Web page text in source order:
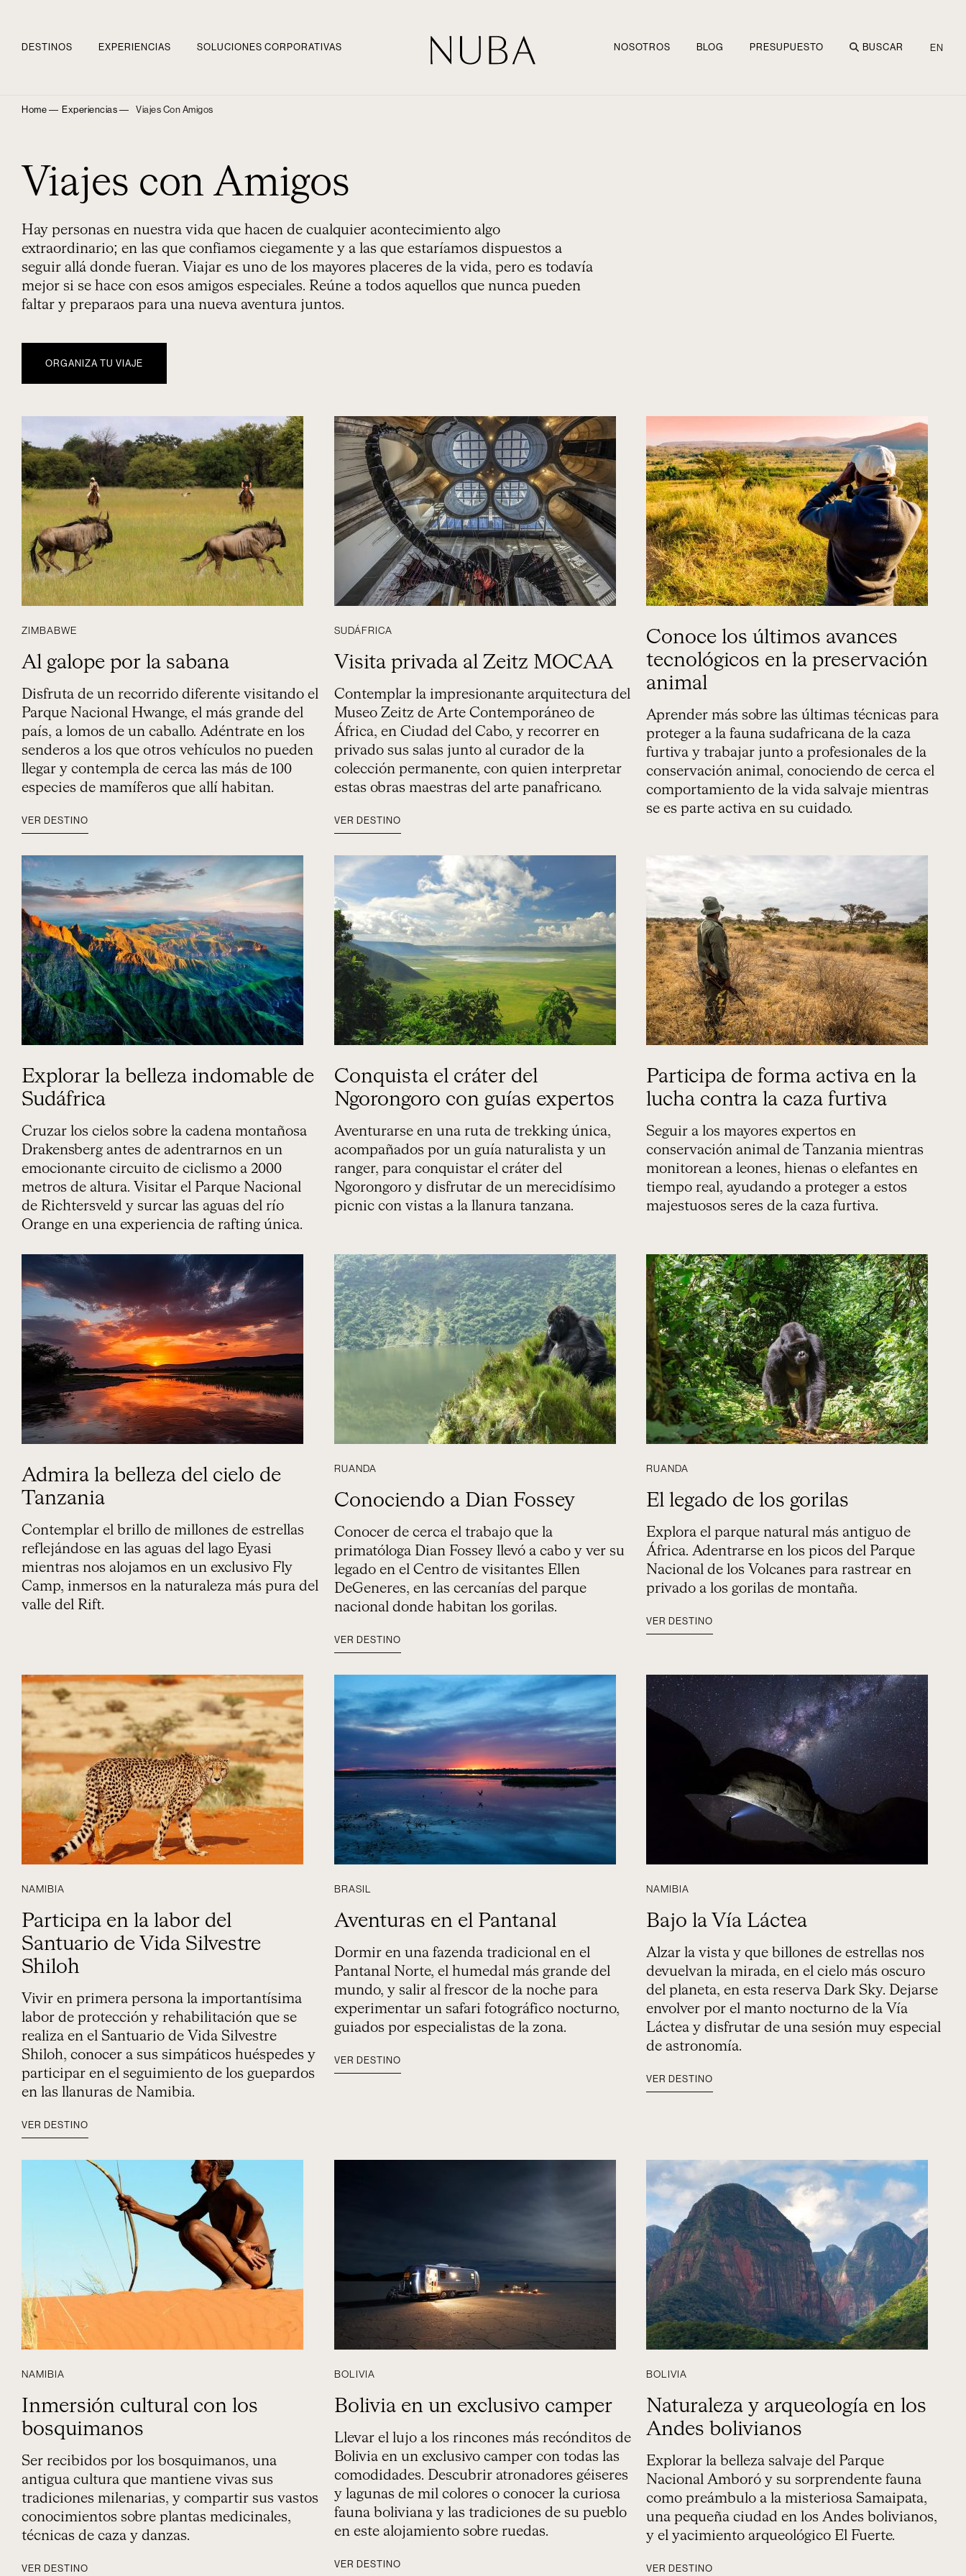
DESTINOS EXPERIENCIAS SOLUCIONES CORPORATIVAS NOSOTROS BLOG PRESUPUESTO BUSCAR EN
Home ― Experiencias ― Viajes Con Amigos
Viajes con Amigos
Hay personas en nuestra vida que hacen de cualquier acontecimiento algo
extraordinario; en las que confiamos ciegamente y a las que estaríamos dispuestos a
seguir allá donde fueran. Viajar es uno de los mayores placeres de la vida, pero es todavía
mejor si se hace con esos amigos especiales. Reúne a todos aquellos que nunca pueden
faltar y preparaos para una nueva aventura juntos.
ORGANIZA TU VIAJE
ZIMBABWE
Al galope por la sabana
Disfruta de un recorrido diferente visitando el
Parque Nacional Hwange, el más grande del
país, a lomos de un caballo. Adéntrate en los
senderos a los que otros vehículos no pueden
llegar y contempla de cerca las más de 100
especies de mamíferos que allí habitan.
VER DESTINO
SUDÁFRICA
Visita privada al Zeitz MOCAA
Contemplar la impresionante arquitectura del
Museo Zeitz de Arte Contemporáneo de
África, en Ciudad del Cabo, y recorrer en
privado sus salas junto al curador de la
colección permanente, con quien interpretar
estas obras maestras del arte panafricano.
VER DESTINO
Conoce los últimos avances
tecnológicos en la preservación
animal
Aprender más sobre las últimas técnicas para
proteger a la fauna sudafricana de la caza
furtiva y trabajar junto a profesionales de la
conservación animal, conociendo de cerca el
comportamiento de la vida salvaje mientras
se es parte activa en su cuidado.
Explorar la belleza indomable de
Sudáfrica
Cruzar los cielos sobre la cadena montañosa
Drakensberg antes de adentrarnos en un
emocionante circuito de ciclismo a 2000
metros de altura. Visitar el Parque Nacional
de Richtersveld y surcar las aguas del río
Orange en una experiencia de rafting única.
Conquista el cráter del
Ngorongoro con guías expertos
Aventurarse en una ruta de trekking única,
acompañados por un guía naturalista y un
ranger, para conquistar el cráter del
Ngorongoro y disfrutar de un merecidísimo
picnic con vistas a la llanura tanzana.
Participa de forma activa en la
lucha contra la caza furtiva
Seguir a los mayores expertos en
conservación animal de Tanzania mientras
monitorean a leones, hienas o elefantes en
tiempo real, ayudando a proteger a estos
majestuosos seres de la caza furtiva.
Admira la belleza del cielo de
Tanzania
Contemplar el brillo de millones de estrellas
reflejándose en las aguas del lago Eyasi
mientras nos alojamos en un exclusivo Fly
Camp, inmersos en la naturaleza más pura del
valle del Rift.
RUANDA
Conociendo a Dian Fossey
Conocer de cerca el trabajo que la
primatóloga Dian Fossey llevó a cabo y ver su
legado en el Centro de visitantes Ellen
DeGeneres, en las cercanías del parque
nacional donde habitan los gorilas.
VER DESTINO
RUANDA
El legado de los gorilas
Explora el parque natural más antiguo de
África. Adentrarse en los picos del Parque
Nacional de los Volcanes para rastrear en
privado a los gorilas de montaña.
VER DESTINO
NAMIBIA
Participa en la labor del
Santuario de Vida Silvestre
Shiloh
Vivir en primera persona la importantísima
labor de protección y rehabilitación que se
realiza en el Santuario de Vida Silvestre
Shiloh, conocer a sus simpáticos huéspedes y
participar en el seguimiento de los guepardos
en las llanuras de Namibia.
VER DESTINO
BRASIL
Aventuras en el Pantanal
Dormir en una fazenda tradicional en el
Pantanal Norte, el humedal más grande del
mundo, y salir al frescor de la noche para
experimentar un safari fotográfico nocturno,
guiados por especialistas de la zona.
VER DESTINO
NAMIBIA
Bajo la Vía Láctea
Alzar la vista y que billones de estrellas nos
devuelvan la mirada, en el cielo más oscuro
del planeta, en esta reserva Dark Sky. Dejarse
envolver por el manto nocturno de la Vía
Láctea y disfrutar de una sesión muy especial
de astronomía.
VER DESTINO
NAMIBIA
Inmersión cultural con los
bosquimanos
Ser recibidos por los bosquimanos, una
antigua cultura que mantiene vivas sus
tradiciones milenarias, y compartir sus vastos
conocimientos sobre plantas medicinales,
técnicas de caza y danzas.
VER DESTINO
BOLIVIA
Bolivia en un exclusivo camper
Llevar el lujo a los rincones más recónditos de
Bolivia en un exclusivo camper con todas las
comodidades. Descubrir atronadores géiseres
y lagunas de mil colores o conocer la curiosa
fauna boliviana y las tradiciones de su pueblo
en este alojamiento sobre ruedas.
VER DESTINO
BOLIVIA
Naturaleza y arqueología en los
Andes bolivianos
Explorar la belleza salvaje del Parque
Nacional Amboró y su sorprendente fauna
como preámbulo a la misteriosa Samaipata,
una pequeña ciudad en los Andes bolivianos,
y el yacimiento arqueológico El Fuerte.
VER DESTINO